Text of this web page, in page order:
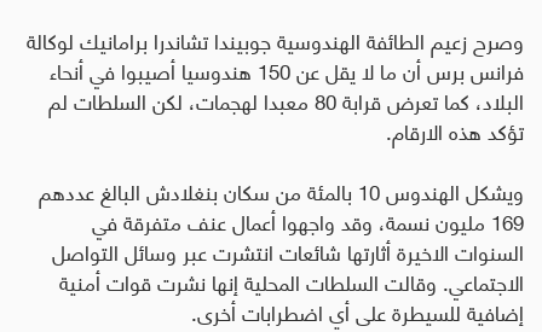
وصرح زعيم الطائفة الهندوسية جوبيندا تشاندرا برامانيك لوكالة
فرانس برس أن ما لا يقل عن 150 هندوسيا أصيبوا في أنحاء
البلاد، كما تعرض قرابة 80 معبدا لهجمات، لكن السلطات لم
تؤكد هذه الارقام.
ويشكل الهندوس 10 بالمئة من سكان بنغلادش البالغ عددهم
169 مليون نسمة، وقد واجهوا أعمال عنف متفرقة في
السنوات الاخيرة أثارتها شائعات انتشرت عبر وسائل التواصل
الاجتماعي. وقالت السلطات المحلية إنها نشرت قوات أمنية
إضافية للسيطرة على أي اضطرابات أخرى.